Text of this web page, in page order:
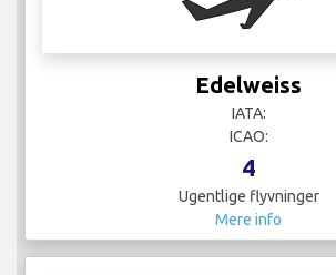
Edelweiss
IATA:
ICAO:
4
Ugentlige flyvninger
Mere info